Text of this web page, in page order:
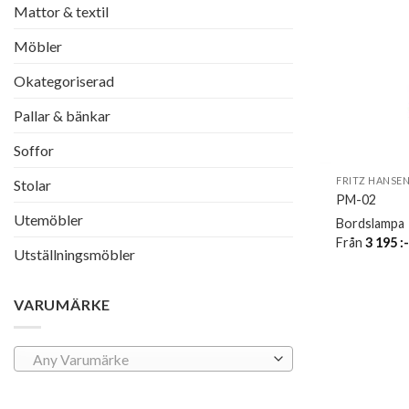
Mattor & textil
Möbler
Okategoriserad
Pallar & bänkar
Soffor
Stolar
Utemöbler
Utställningsmöbler
VARUMÄRKE
Any Varumärke
FRITZ
PM-02
Bordslampa
Från3 195 :-